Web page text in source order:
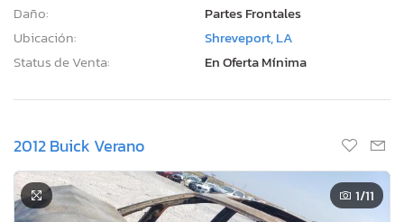
Daño:
Partes Frontales
Ubicación:
Shreveport, LA
Status de Venta:
En Oferta Mínima
2012 Buick Verano
1/11